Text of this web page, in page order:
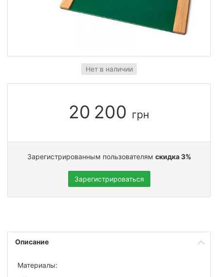
Нет в наличии
20 200 грн
Зарегистрированным пользователям скидка 3%
Зарегистрироваться
Описание
Материалы: